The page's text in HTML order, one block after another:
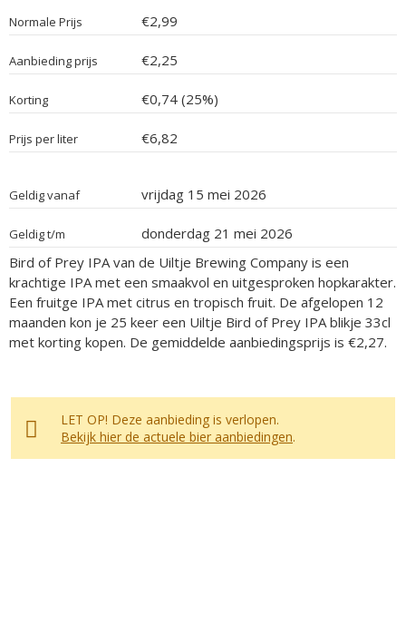
Normale Prijs €2,99
Aanbieding prijs €2,25
Korting €0,74 (25%)
Prijs per liter €6,82
Geldig vanaf vrijdag 15 mei 2026
Geldig t/m
donderdag 21 mei 2026
Bird of Prey IPA van de Uiltje Brewing Company is een
krachtige IPA met een smaakvol en uitgesproken hopkarakter.
Een fruitge IPA met citrus en tropisch fruit. De afgelopen 12
maanden kon je 25 keer een Uiltje Bird of Prey IPA blikje 33cl
met korting kopen. De gemiddelde aanbiedingsprijs is €2,27.
LET OP! Deze aanbieding is verlopen.
Bekijk hier de actuele bier aanbiedingen.